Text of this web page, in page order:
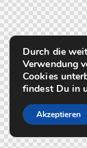
Durch die
Verwendung
Cookies
findest Du in
Akzeptieren